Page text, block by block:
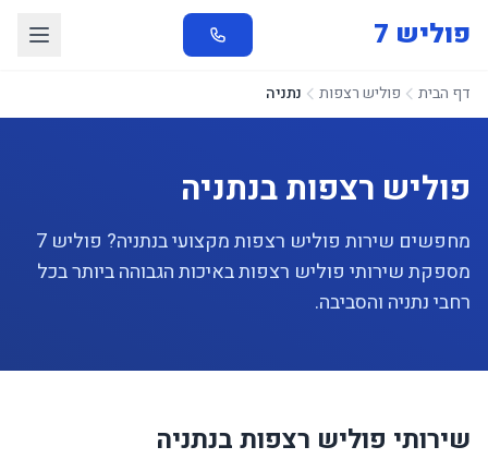
פוליש 7
דף הבית פוליש רצפות נתניה
פוליש רצפות בנתניה
מחפשים שירות פוליש רצפות מקצועי בנתניה? פוליש 7
מספקת שירותי פוליש רצפות באיכות הגבוהה ביותר בכל
רחבי נתניה והסביבה.
שירותי פוליש רצפות בנתניה